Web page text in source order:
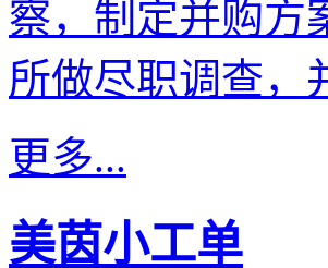
察，制定并购方
所做尽职调查，
更多...
美茵小工单